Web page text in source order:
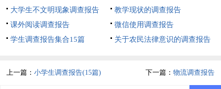
大学生不文明现象调查报告
教学现状的调查报告
课外阅读调查报告
微信使用调查报告
学生调查报告集合15篇
关于农民法律意识的调查报告
上一篇：小学生调查报告(15篇) 下一篇： 物流调查报告